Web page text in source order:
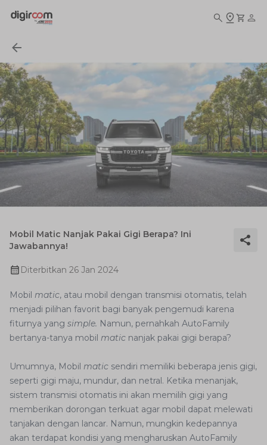
Mobil Matic Nanjak Pakai Gigi Berapa? Ini
Jawabannya!
Diterbitkan 26 Jan 2024
Mobil matic, atau mobil dengan transmisi otomatis, telah
menjadi pilihan favorit bagi banyak pengemudi karena
fiturnya yang simple. Namun, pernahkah AutoFamily
bertanya-tanya mobil matic nanjak pakai gigi berapa?
Umumnya, Mobil matic sendiri memiliki beberapa jenis gigi,
seperti gigi maju, mundur, dan netral. Ketika menanjak,
sistem transmisi otomatis ini akan memilih gigi yang
memberikan dorongan terkuat agar mobil dapat melewati
tanjakan dengan lancar. Namun, mungkin kedepannya
akan terdapat kondisi yang mengharuskan AutoFamily